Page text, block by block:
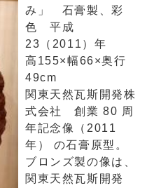
み」 石膏製、彩
色 平成
23（2011）年
高155×幅66×奥行
49cm
関東天然瓦斯開発株
式会社 創業 80 周
年記念像（2011
年） の石膏原型。
ブロンズ製の像は、
関東天然瓦斯開発